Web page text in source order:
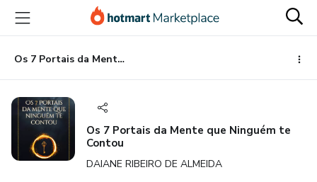
para
conteúdo
principal
para
pagamento
para
rodapé
Os 7 Portais da Mente que Ninguém te Contou
Os 7 Portais da Mente que Ninguém te
Contou
DAIANE RIBEIRO DE ALMEIDA